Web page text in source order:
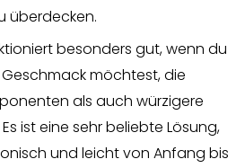
überdecken.
besonders gut, wenn du
möchtest, die
als auch würzigere
ist eine sehr beliebte Lösung,
und leicht von Anfang bis